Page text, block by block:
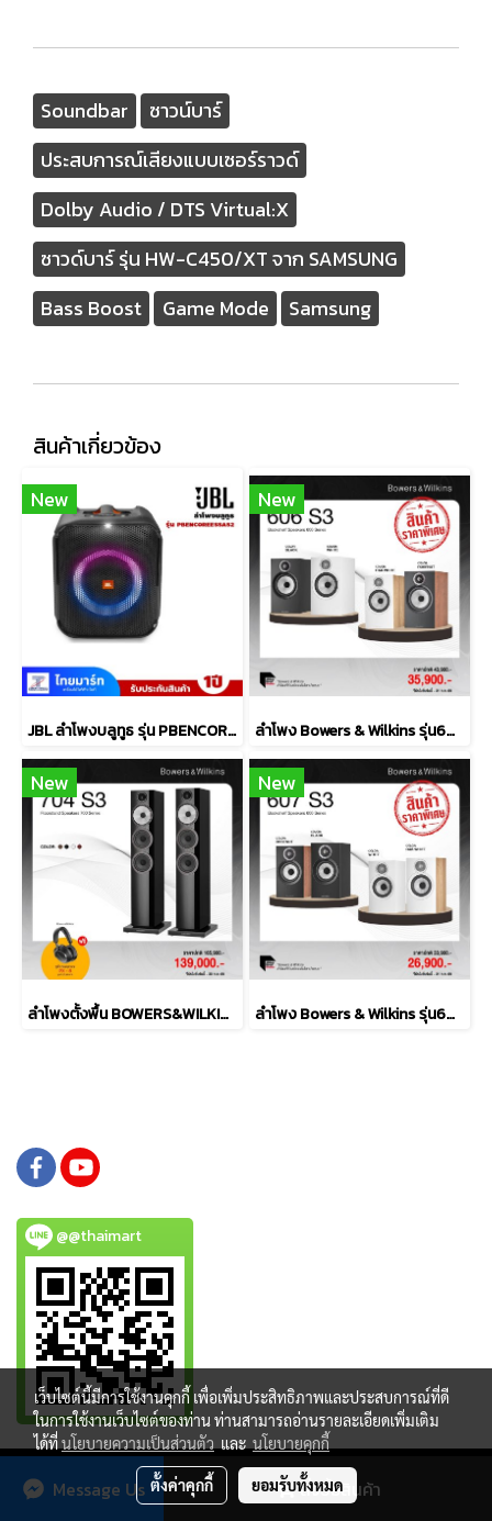
สั่งซื้อสินค้า
Message Us
Soundbar
ซาวน์บาร์
ประสบการณ์เสียงแบบเซอร์ราวด์
Dolby Audio / DTS Virtual:X
ซาวด์บาร์ รุ่น HW-C450/XT จาก SAMSUNG
Bass Boost
Game Mode Samsung
สินค้าเกี่ยวข้อง
New
JBL ลำโพงบลูทูธ รุ่น PBENCOREESSAS2-Black
New
ลำโพง Bowers & Wilkins รุ่น606 S3
New
ลำโพงตั้งพื้น BOWERS&WILKINS รุ่น 704 S3
New
ลำโพง Bowers & Wilkins รุ่น607 S3
@@thaimart
Copy right by www.thaimartonline.com
เว็บไซต์นี้มีการใช้งานคุกกี้ เพื่อเพิ่มประสิทธิภาพและประสบการณ์ที่ดี
ในการใช้งานเว็บไซต์ของท่าน ท่านสามารถอ่านรายละเอียดเพิ่มเติม
ได้ที่นโยบายความเป็นส่วนตัว และ นโยบายคุกกี้
ตั้งค่าคุกกี้ ยอมรับทั้งหมด